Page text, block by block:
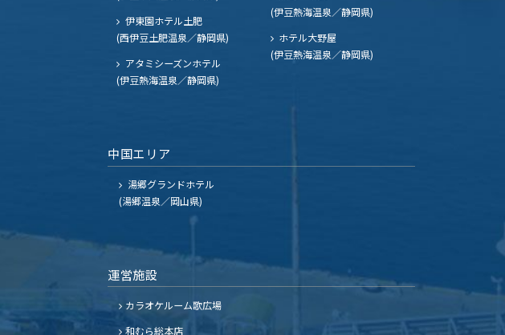
伊東園ホテル土肥
(西伊豆土肥温泉／静岡県)
(伊豆熱海温泉／静岡県)
ホテル大野屋
(伊豆熱海温泉／静岡県)
アタミシーズンホテル
(伊豆熱海温泉／静岡県)
中国エリア
湯郷グランドホテル
(湯郷温泉／岡山県)
運営施設
カラオケルーム歌広場
和むら総本店